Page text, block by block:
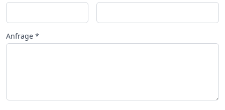
Anfrage *